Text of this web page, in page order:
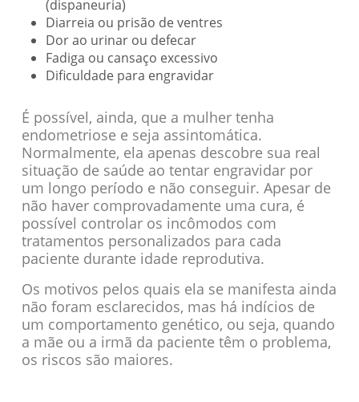
(dispaneuria)
Diarreia ou prisão de ventres
Dor ao urinar ou defecar
Fadiga ou cansaço excessivo
Dificuldade para engravidar
É possível, ainda, que a mulher tenha
endometriose e seja assintomática.
Normalmente, ela apenas descobre sua real
situação de saúde ao tentar engravidar por
um longo período e não conseguir. Apesar de
não haver comprovadamente uma cura, é
possível controlar os incômodos com
tratamentos personalizados para cada
paciente durante idade reprodutiva.
Os motivos pelos quais ela se manifesta ainda
não foram esclarecidos, mas há indícios de
um comportamento genético, ou seja, quando
a mãe ou a irmã da paciente têm o problema,
os riscos são maiores.